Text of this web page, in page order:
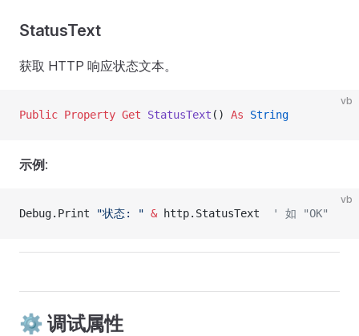
StatusText
获取 HTTP 响应状态文本。
vb
Public Property Get StatusText () As String
示例 :
vb
Debug.Print "状态: " & http.StatusText ' 如 "OK"
⚙️ 调试属性